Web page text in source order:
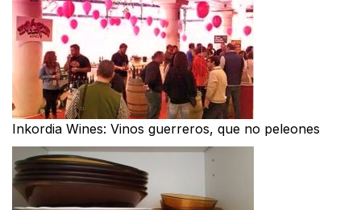
Inkordia Wines: Vinos guerreros, que no peleones